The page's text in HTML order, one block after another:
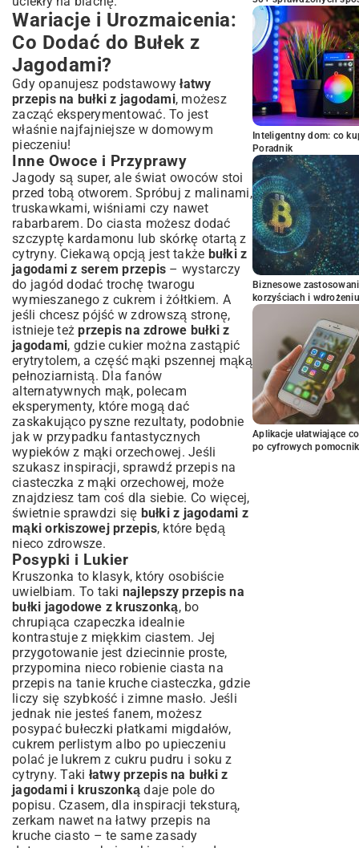
Wariacje i Urozmaicenia:
Co Dodać do Bułek z
Jagodami?
Gdy opanujesz podstawowyłatwy
przepis na bułki z jagodami, możesz
zacząć eksperymentować. To jest
właśnie najfajniejsze w domowym
pieczeniu!
Inne Owoce i Przyprawy
Jagody są super, ale świat owoców stoi
przed tobą otworem. Spróbuj z malinami,
truskawkami, wiśniami czy nawet
rabarbarem. Do ciasta możesz dodać
szczyptę kardamonu lub skórkę otartą z
cytryny. Ciekawą opcją jest także bułki z
jagodami z serem przepis – wystarczy
do jagód dodać trochę twarogu
wymieszanego z cukrem i żółtkiem. A
jeśli chcesz pójść w zdrowszą stronę,
istnieje teżprzepis na zdrowe bułki z
jagodami, gdzie cukier można zastąpić
erytrytolem, a część mąki pszennej mąką
pełnoziarnistą. Dla fanów
alternatywnych mąk, polecam
eksperymenty, które mogą dać
zaskakująco pyszne rezultaty, podobnie
jak w przypadku fantastycznych
wypieków z mąki orzechowej. Jeśli
szukasz inspiracji, sprawdź przepis na
ciasteczka z mąki orzechowej, może
znajdziesz tam coś dla siebie. Co więcej,
świetnie sprawdzi się bułki z jagodami z
mąki orkiszowej przepis, które będą
nieco zdrowsze.
Posypki i Lukier
Kruszonka to klasyk, który osobiście
uwielbiam. To taki najlepszy przepis na
bułki jagodowe z kruszonką, bo
chrupiąca czapeczka idealnie
kontrastuje z miękkim ciastem. Jej
przygotowanie jest dziecinnie proste,
przypomina nieco robienie ciasta na
przepis na tanie kruche ciasteczka, gdzie
liczy się szybkość i zimne masło. Jeśli
jednak nie jesteś fanem, możesz
posypać bułeczki płatkami migdałów,
cukrem perlistym albo po upieczeniu
polać je lukrem z cukru pudru i soku z
cytryny. Taki łatwy przepis na bułki z
jagodami i kruszonką daje pole do
popisu. Czasem, dla inspiracji teksturą,
zerkam nawet na łatwy przepis na
kruche ciasto – te same zasady
Inteligentny dom: co
Poradnik
Biznesowe
korzyściach i wdrożeniu
Aplikacje ułatwiające
po cyfrowych